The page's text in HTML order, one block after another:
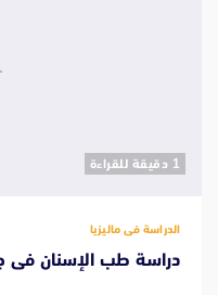
‫1 دقيقة للقراءة
الدراسة فى ماليزيا
دراسة طب الإسنان فى